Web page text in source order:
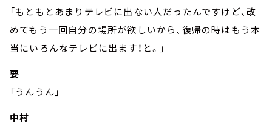
「もともとあまりテレビに出ない人だったんですけど、改
めてもう一回自分の場所が欲しいから、復帰の時はもう本
当にいろんなテレビに出ます！と。」
要
「うんうん」
中村